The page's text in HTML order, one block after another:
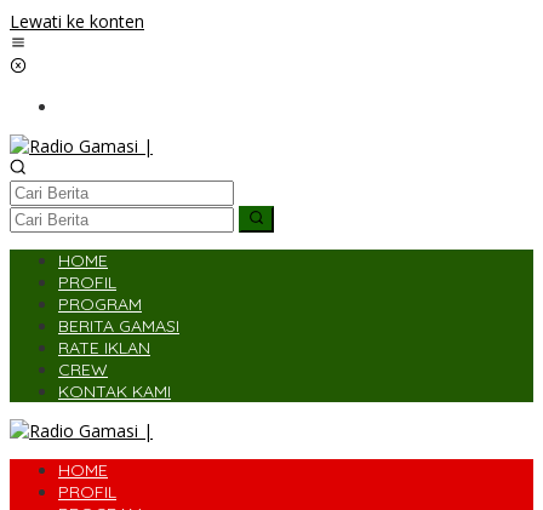
Lewati ke konten
HOME
PROFIL
PROGRAM
BERITA GAMASI
RATE IKLAN
CREW
KONTAK KAMI
HOME
PROFIL